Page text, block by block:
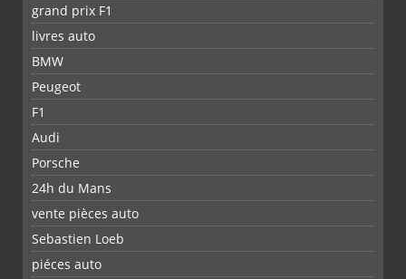
FACEBOOKTWITTER
grand prix F1
livres auto
BMW
Peugeot
F1
Audi
Porsche
24h du Mans
vente pièces auto
Sebastien Loeb
piéces auto